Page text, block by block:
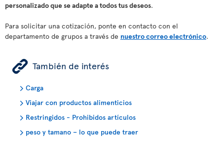
personalizado que se adapte a todos tus deseos.
Para solicitar una cotización, ponte en contacto con el
departamento de grupos a través de nuestro correo electrónico.
ÿ También de interés
Carga
Viajar con productos alimenticios
Restringidos - Prohibidos artículos
peso y tamano – lo que puede traer